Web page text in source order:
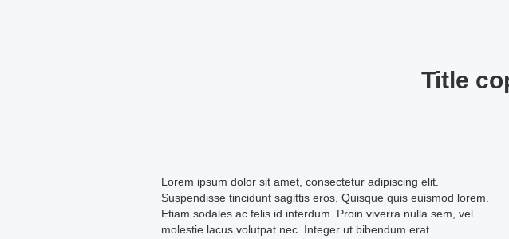
Title
Lorem ipsum dolor sit amet, consectetur adipiscing elit.
Suspendisse tincidunt sagittis eros. Quisque quis euismod lorem.
Etiam sodales ac felis id interdum. Proin viverra nulla sem, vel
molestie lacus volutpat nec. Integer ut bibendum erat.